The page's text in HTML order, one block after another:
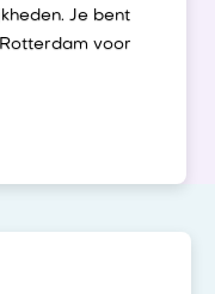
Je bent
voor